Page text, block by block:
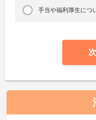
手当や福利厚生につ